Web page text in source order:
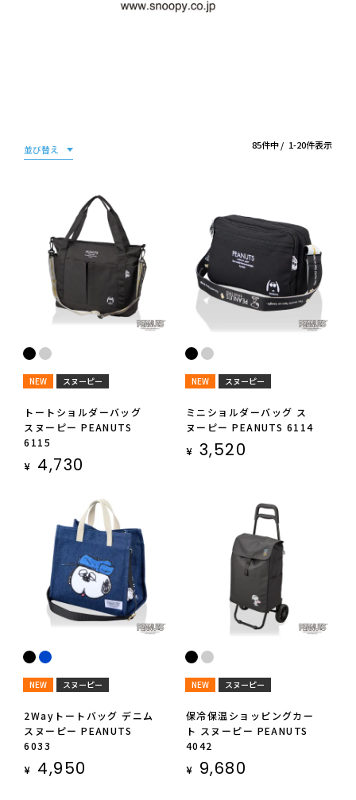
並び替え 85件中 1-20件表示
NEW スヌーピー
トートショルダーバッグ
スヌーピー PEANUTS
6115
¥ 4,730
NEW スヌーピー
ミニショルダーバッグ ス
ヌーピー PEANUTS 6114
¥ 3,520
NEW スヌーピー
2Wayトートバッグ デニム
スヌーピー PEANUTS
6033
¥ 4,950
NEW スヌーピー
保冷保温ショッピングカー
ト スヌーピー PEANUTS
4042
¥ 9,680